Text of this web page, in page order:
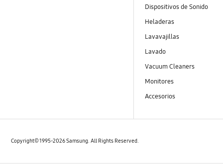
Dispositivos de Sonido
Heladeras
Lavavajillas
Lavado
Vacuum Cleaners
Monitores
Accesorios
Copyright© 1995-2026 Samsung. All Rights Reserved.